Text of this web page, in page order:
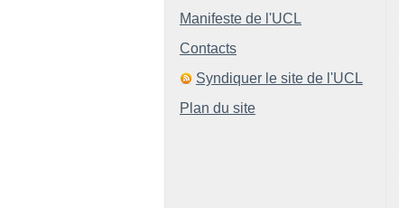
Manifeste de l'UCL
Contacts
Syndiquer le site de l'UCL
Plan du site